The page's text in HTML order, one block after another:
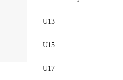
U13
U15
U17